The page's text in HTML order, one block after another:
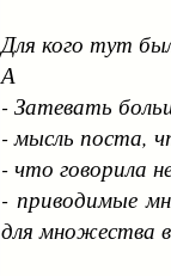
Для кого тут
А
- Затевать
- мысль поста,
- что говорила
- приводимые
для множества